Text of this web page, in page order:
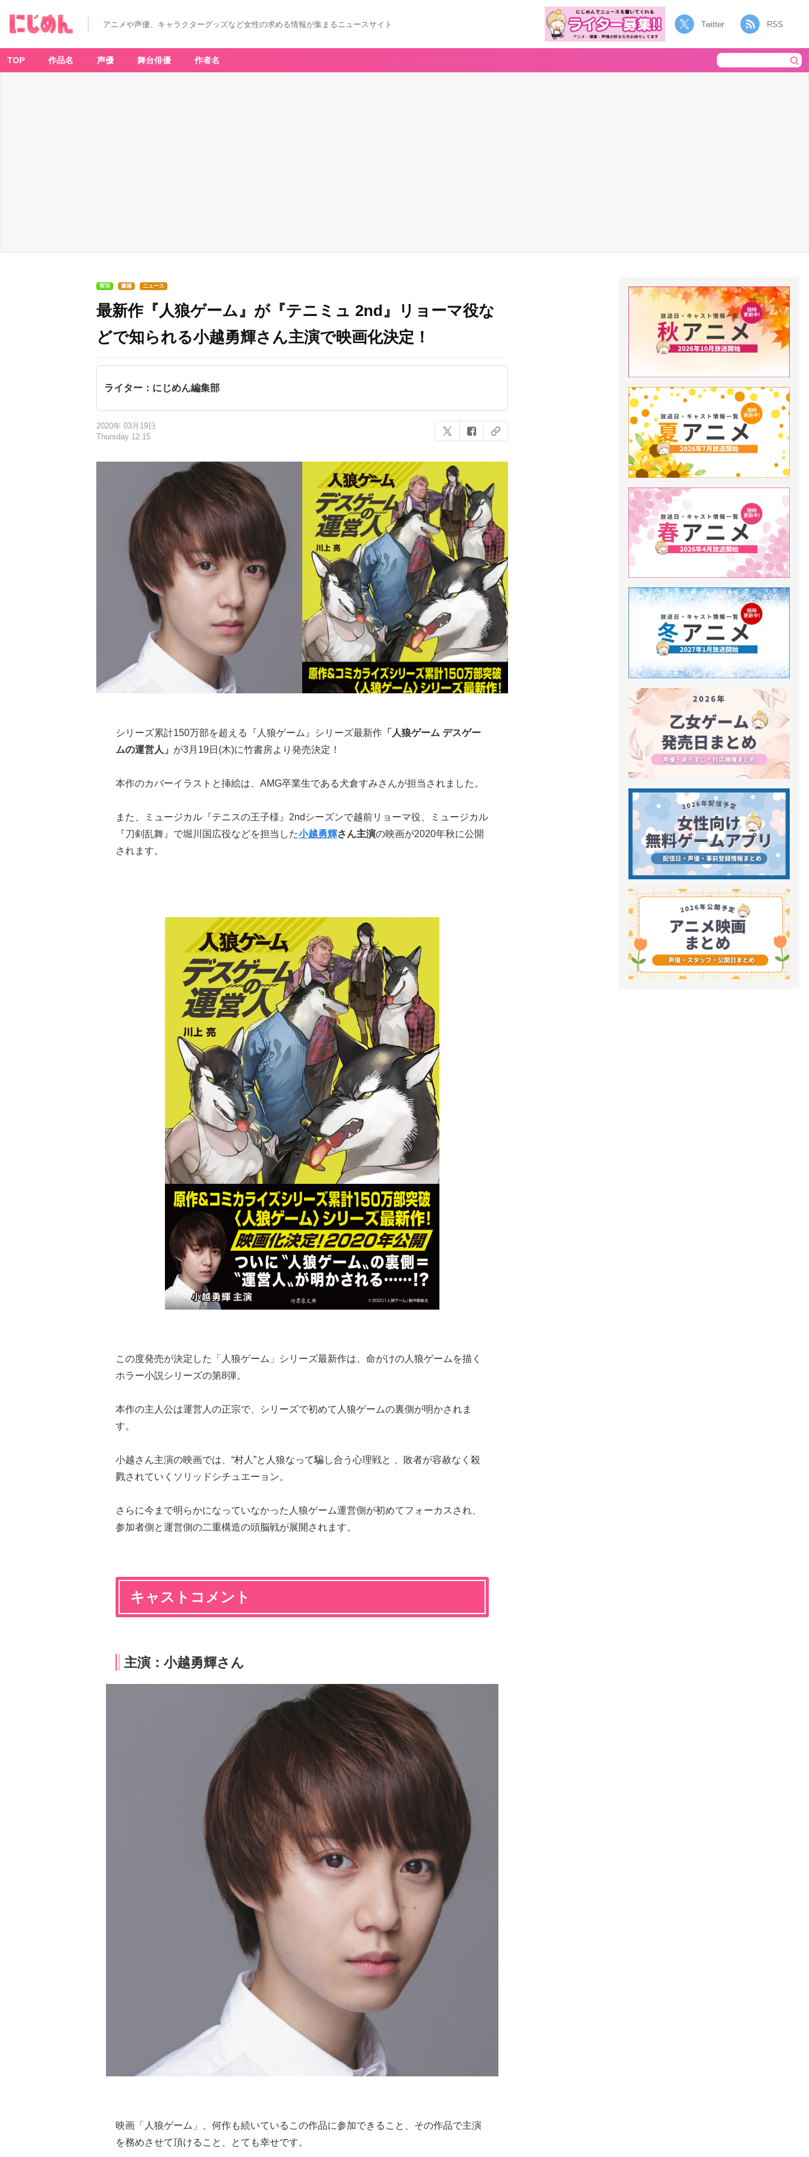
アニメや声優、キャラクターグッズなど女性の求める情報が集まるニュースサイト Twitter RSS
TOP 作品名 声優 舞台俳優 作者名
実写 書籍 ニュース
最新作『人狼ゲーム』が『テニミュ 2nd』リョーマ役な
どで知られる小越勇輝さん主演で映画化決定！
ライター：にじめん編集部
2020年 03月19日
Thursday 12:15
シリーズ累計150万部を超える『人狼ゲーム』シリーズ最新作 「人狼ゲーム デスゲー
ムの運営人」 が3月19日(木)に竹書房より発売決定！
本作のカバーイラストと挿絵は、AMG卒業生である犬倉すみさんが担当されました。
また、ミュージカル『テニスの王子様』2ndシーズンで越前リョーマ役、ミュージカル
『刀剣乱舞』で堀川国広役などを担当した小越勇輝さん主演の映画が2020年秋に公開
されます。
この度発売が決定した「人狼ゲーム」シリーズ最新作は、命がけの人狼ゲームを描く
ホラー小説シリーズの第8弾。
本作の主人公は運営人の正宗で、シリーズで初めて人狼ゲームの裏側が明かされま
す。
小越さん主演の映画では、“村人”と人狼なって騙し合う心理戦と 、敗者が容赦なく殺
戮されていくソリッドシチュエーョン。
さらに今まで明らかになっていなかった人狼ゲーム運営側が初めてフォーカスされ、
参加者側と運営側の二重構造の頭脳戦が展開されます。
キャストコメント
主演：小越勇輝さん
映画「人狼ゲーム」、何作も続いているこの作品に参加できること、その作品で主演
を務めさせて頂けること、とても幸せです。